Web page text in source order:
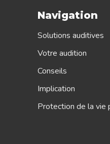
Navigation
Solutions auditives
Votre audition
Conseils
Implication
Protection de la vie